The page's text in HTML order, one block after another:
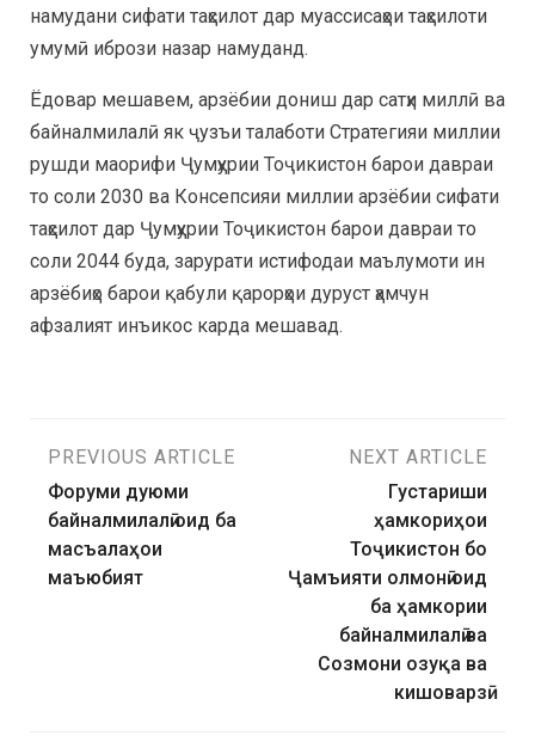
намудани сифати таҳсилот дар муассисаҳои таҳсилоти
умумӣ ибрози назар намуданд.
Ёдовар мешавем, арзёбии дониш дар сатҳи миллӣ ва
байналмилалӣ як ҷузъи талаботи Стратегияи миллии
рушди маорифи Ҷумҳурии Тоҷикистон барои давраи
то соли 2030 ва Консепсияи миллии арзёбии сифати
таҳсилот дар Ҷумҳурии Тоҷикистон барои давраи то
соли 2044 буда, зарурати истифодаи маълумоти ин
арзёбиҳо барои қабули қарорҳои дуруст ҳамчун
афзалият инъикос карда мешавад.
PREVIOUS ARTICLE
Форуми дуюми
байналмилалӣ оид ба
масъалаҳои
маъюбият
NEXT ARTICLE
Густариши
ҳамкориҳои
Тоҷикистон бо
Ҷамъияти олмонӣ оид
ба ҳамкории
байналмилалӣ ва
Созмони озуқа ва
кишоварзӣ